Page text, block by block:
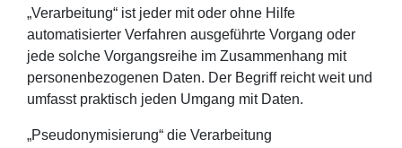
„Verarbeitung“ ist jeder mit oder ohne Hilfe
automatisierter Verfahren ausgeführte Vorgang oder
jede solche Vorgangsreihe im Zusammenhang mit
personenbezogenen Daten. Der Begriff reicht weit und
umfasst praktisch jeden Umgang mit Daten.
„Pseudonymisierung“ die Verarbeitung